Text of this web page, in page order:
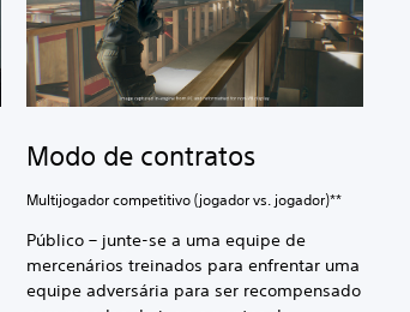
Modo de contratos
Multijogador competitivo (jogador vs. jogador)**
Público – junte-se a uma equipe de
mercenários treinados para enfrentar uma
equipe adversária para ser recompensado